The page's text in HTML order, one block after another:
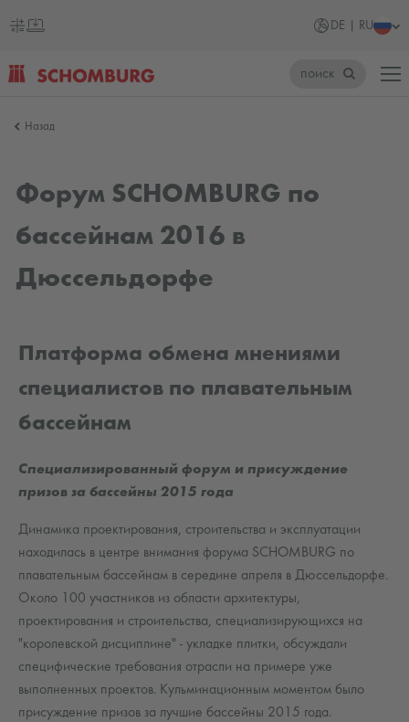
DE | RU
поиск
Назад
Форум SCHOMBURG по
бассейнам 2016 в
Дюссельдорфе
Платформа обмена мнениями
специалистов по плавательным
бассейнам
Специализированный форум и присуждение
призов за бассейны 2015 года
Динамика проектирования, строительства и эксплуатации
находилась в центре внимания форума SCHOMBURG по
плавательным бассейнам в середине апреля в Дюссельдорфе.
Около 100 участников из области архитектуры,
проектирования и строительства, специализирующихся на
"королевской дисциплине" - укладке плитки, обсуждали
специфические требования отрасли на примере уже
выполненных проектов. Кульминационным моментом было
присуждение призов за лучшие бассейны 2015 года.